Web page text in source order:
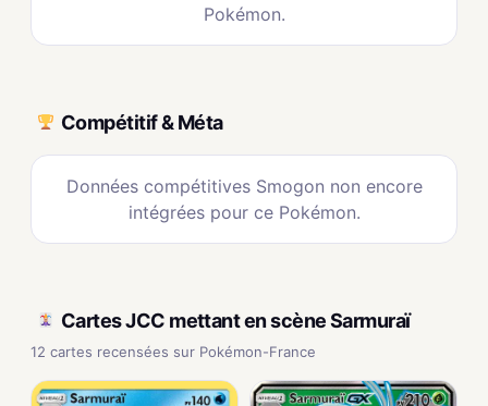
Pokémon.
Compétitif & Méta
Données compétitives Smogon non encore
intégrées pour ce Pokémon.
Cartes JCC mettant en scène Sarmuraï
12 cartes recensées sur Pokémon-France